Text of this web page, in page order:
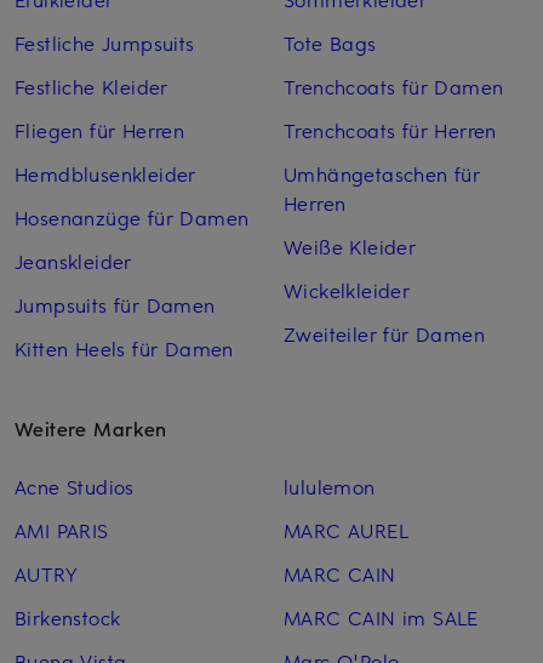
Festliche Jumpsuits
Festliche Kleider
Fliegen für Herren
Hemdblusenkleider
Hosenanzüge für Damen
Jeanskleider
Jumpsuits für Damen
Kitten Heels für Damen
Tote Bags
Trenchcoats für Damen
Trenchcoats für Herren
Umhängetaschen für
Herren
Weiße Kleider
Wickelkleider
Zweiteiler für Damen
Weitere Marken
Acne Studios
AMI PARIS
AUTRY
Birkenstock
lululemon
MARC AUREL
MARC CAIN
MARC CAIN im SALE